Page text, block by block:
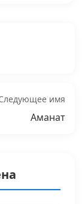
имя
Аманат